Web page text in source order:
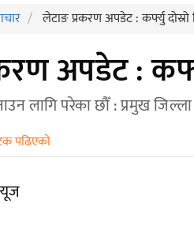
लेटाङ प्रकरण अपडेट : कर्फ्यु दोस्रो
अपडेट :
लागि परेका छौँ : प्रमुख
पढिएको